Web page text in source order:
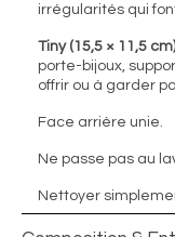
irrégularités qui
Tiny (15,5 × 11,5
porte-bijoux,
offrir ou à garder
Face arrière unie.
Ne passe pas au
Nettoyer